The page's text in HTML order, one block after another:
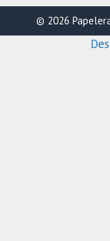
© 2026